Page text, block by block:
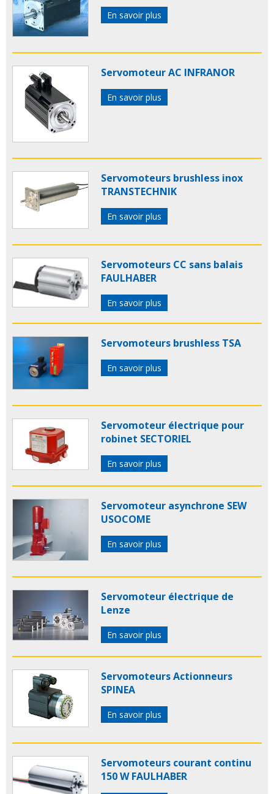
En savoir plus
Servomoteur AC INFRANOR
En savoir plus
Servomoteurs brushless inox
TRANSTECHNIK
En savoir plus
Servomoteurs CC sans balais
FAULHABER
En savoir plus
Servomoteurs brushless TSA
En savoir plus
Servomoteur électrique pour
robinet SECTORIEL
En savoir plus
Servomoteur asynchrone SEW
USOCOME
En savoir plus
Servomoteur électrique de
Lenze
En savoir plus
Servomoteurs Actionneurs
SPINEA
En savoir plus
Servomoteurs courant continu
150 W FAULHABER